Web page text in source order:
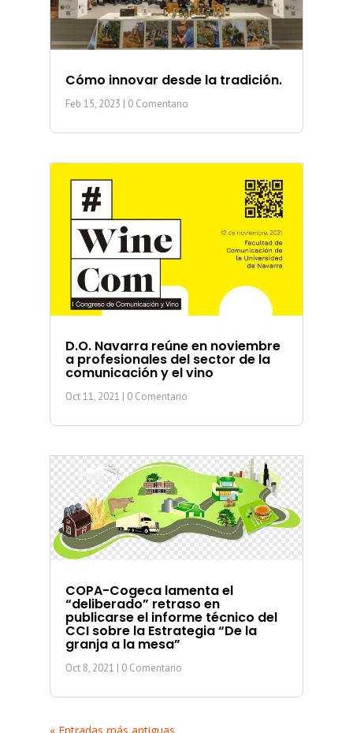
Cómo innovar desde la tradición.
Feb 15, 2023 | 0 Comentario
D.O. Navarra reúne en noviembre
a profesionales del sector de la
comunicación y el vino
Oct 11, 2021 | 0 Comentario
COPA-Cogeca lamenta el
“deliberado” retraso en
publicarse el informe técnico del
CCI sobre la Estrategia “De la
granja a la mesa”
Oct 8, 2021 | 0 Comentario
« Entradas más antiguas